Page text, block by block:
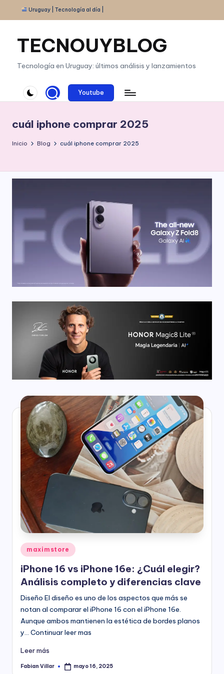
Saltar
contenido
Uruguay | Tecnología al día |
TECNOUYBLOG
Tecnología en Uruguay: últimos análisis y lanzamientos
Youtube
cuál iphone comprar 2025
Inicio Blog cuál iphone comprar 2025
Publicado
en
maximstore
iPhone 16 vs iPhone 16e: ¿Cuál elegir?
Análisis completo y diferencias clave
Diseño El diseño es uno de los aspectos que más se
notan al comparar el iPhone 16 con el iPhone 16e.
Aunque ambos mantienen la estética de bordes planos
y… Continuar leer mas
Leer más
Publicado
Fabian Villar mayo 16, 2025